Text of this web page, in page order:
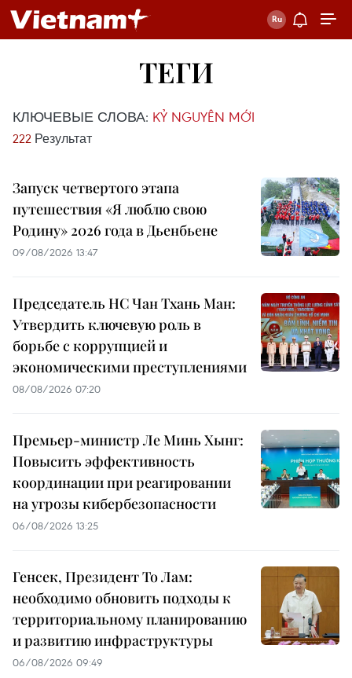
ТЕГИ
КЛЮЧЕВЫЕ СЛОВА: KỶ NGUYÊN MỚI
222 Результат
Запуск четвертого этапа
путешествия «Я люблю свою
Родину» 2026 года в Дьенбьене
09/08/2026 13:47
Председатель НС Чан Тхань Ман:
Утвердить ключевую роль в
борьбе с коррупцией и
экономическими преступлениями
08/08/2026 07:20
Премьер-министр Ле Минь Хынг:
Повысить эффективность
координации при реагировании
на угрозы кибербезопасности
06/08/2026 13:25
Генсек, Президент То Лам:
необходимо обновить подходы к
территориальному планированию
и развитию инфраструктуры
06/08/2026 09:49